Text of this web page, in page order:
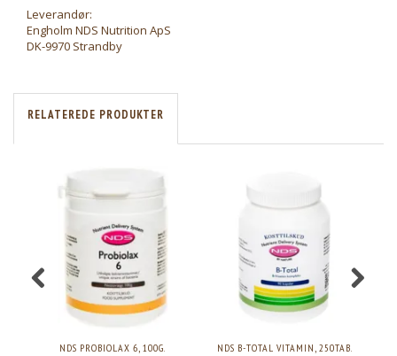
Leverandør:
Engholm NDS Nutrition ApS
DK-9970 Strandby
RELATEREDE PRODUKTER
NDS PROBIOLAX 6, 100G. NDS B-TOTAL VITAMIN, 250TAB.